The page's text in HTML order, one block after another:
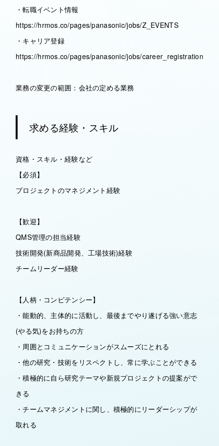
・転職イベント情報
https://hrmos.co/pages/panasonic/jobs/Z_EVENTS
・キャリア登録
https://hrmos.co/pages/panasonic/jobs/career_registration
業務の変更の範囲：会社の定める業務
求める経験・スキル
資格・スキル・経験など
【必須】
プロジェクトのマネジメント経験
【歓迎】
QMS管理の担当経験
技術開発(新商品開発、工場技術)経験
チームリーダー経験
【人柄・コンピテンシー】
・能動的、主体的に活動し、最後までやり遂げる強い意志
(やる気)をお持ちの方
・周囲とコミュニケーションがスムーズにとれる
・他の研究・技術をリスペクトし、常に学ぶことができる
・積極的に自ら研究テーマや新規プロジェクトの提案がで
きる
・チームマネジメントに関し、積極的にリーダーシップが
取れる